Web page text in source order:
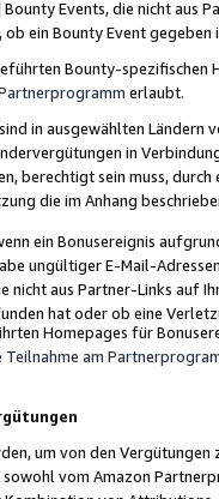
Events, die nicht
ein Bounty Event
Bounty-spezifischen
erlaubt.
in ausgewählten Ländern
in
berechtigt sein muss,
die im Anhang
ein Bonusereignis
ungültiger E-Mail-
nicht aus Partner-Links auf
hat oder ob eine
Homepages für
am
um von den
vom Amazon